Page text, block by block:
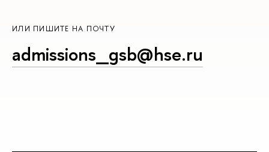
ИЛИ ПИШИТЕ НА ПОЧТУ
admissions_gsb@hse.ru